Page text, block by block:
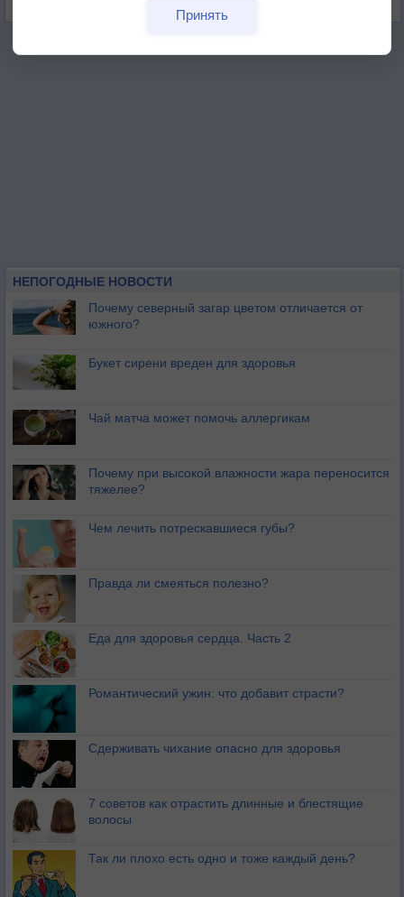
НЕПОГОДНЫЕ НОВОСТИ
Почему северный загар цветом отличается от
южного?
Букет сирени вреден для здоровья
Чай матча может помочь аллергикам
Почему при высокой влажности жара переносится
тяжелее?
Чем лечить потрескавшиеся губы?
Правда ли смеяться полезно?
Еда для здоровья сердца. Часть 2
Романтический ужин: что добавит страсти?
Сдерживать чихание опасно для здоровья
7 советов как отрастить длинные и блестящие
волосы
Так ли плохо есть одно и тоже каждый день?
Принять